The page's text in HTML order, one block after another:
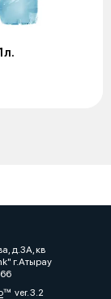
д.3А, кв
г.Атырау
ver. 3.2